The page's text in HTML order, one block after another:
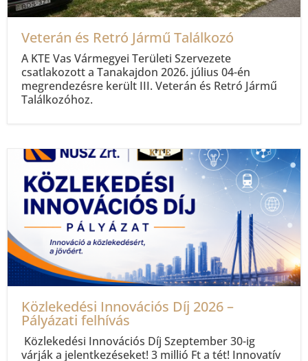
Veterán és Retró Jármű Találkozó
A KTE Vas Vármegyei Területi Szervezete
csatlakozott a Tanakajdon 2026. július 04-én
megrendezésre került III. Veterán és Retró Jármű
Találkozóhoz.
Közlekedési Innovációs Díj 2026 –
Pályázati felhívás
Közlekedési Innovációs Díj Szeptember 30-ig
várják a jelentkezéseket! 3 millió Ft a tét! Innovatív